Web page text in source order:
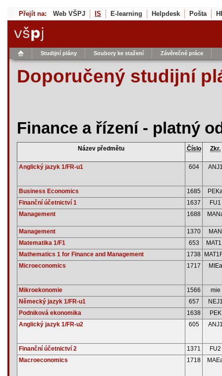
Přejít na: Web VŠPJ IS E-learning Helpdesk Pošta
Studijní plány Soubory ke stažení Závěrečné práce
Doporučený studijní
Finance a řízení - platný
Název předmětu Číslo Zkr.
Anglický jazyk 1/FR-u1 604
Business Economics 1685
Finanční účetnictví 1
1637
FU1
Management
1688
Management 1370
MAN
Matematika 1/F1
653
Mathematics 1 for Finance and Management
1738
Microeconomics
1717 MIEa
Mikroekonomie 1566
mie
Německý jazyk 1/FR-u1
657
Podniková ekonomika
1638
PEK
Anglický jazyk 1/FR-u2
605
Finanční účetnictví 2 1371
FU2
Macroeconomics
1718